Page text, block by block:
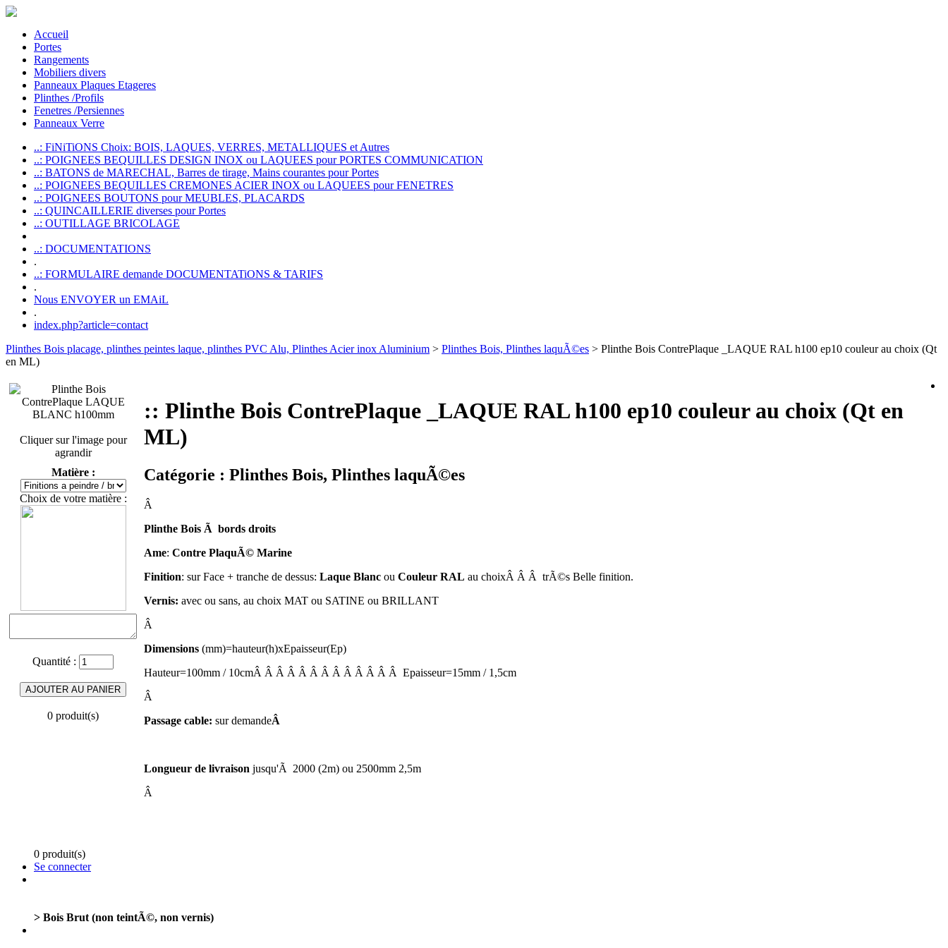
Accueil
Portes
Rangements
Mobiliers divers
Panneaux Plaques Etageres
Plinthes /Profils
Fenetres /Persiennes
Panneaux Verre
..: FiNiTiONS Choix: BOIS, LAQUES, VERRES, METALLIQUES et Autres
..: POIGNEES BEQUILLES DESIGN INOX ou LAQUEES pour PORTES COMMUNICATION
..: BATONS de MARECHAL, Barres de tirage, Mains courantes pour Portes
..: POIGNEES BEQUILLES CREMONES ACIER INOX ou LAQUEES pour FENETRES
..: POIGNEES BOUTONS pour MEUBLES, PLACARDS
..: QUINCAILLERIE diverses pour Portes
..: OUTILLAGE BRICOLAGE
..: DOCUMENTATIONS
.
..: FORMULAIRE demande DOCUMENTATiONS & TARIFS
.
Nous ENVOYER un EMAiL
.
index.php?article=contact
Plinthes Bois placage, plinthes peintes laque, plinthes PVC Alu, Plinthes Acier inox Aluminium > Plinthes Bois, Plinthes laquÃ©es > Plinthe Bois ContrePlaque _LAQUE RAL h100 ep10 couleur au choix (Qt
en ML)
Cliquer sur l'image pour
agrandir
Matière :
Choix de votre matière :
Quantité :
0 produit(s)
:: Plinthe Bois ContrePlaque _LAQUE RAL h100 ep10 couleur au choix (Qt en
ML)
Catégorie : Plinthes Bois, Plinthes laquÃ©es
Â
Plinthe Bois Ã bords droits
Ame: Contre PlaquÃ© Marine
Finition: sur Face + tranche de dessus: Laque Blanc ou Couleur RAL au choixÂ Â Â trÃ©s Belle finition.
Vernis: avec ou sans, au choix MAT ou SATINE ou BRILLANT
Â
Dimensions (mm)=hauteur(h)xEpaisseur(Ep)
Hauteur=100mm / 10cmÂ Â Â Â Â Â Â Â Â Â Â Â Â Epaisseur=15mm / 1,5cm
Â
Passage cable: sur demandeÂ
Longueur de livraison jusqu'Ã 2000 (2m) ou 2500mm 2,5m
Â
0 produit(s)
Se connecter
> Bois Brut (non teintÃ©, non vernis)